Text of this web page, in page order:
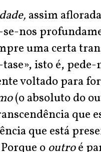
assim
nos
uma certa
isto é,
voltado para
(o absoluto do
que
que está
o outroé